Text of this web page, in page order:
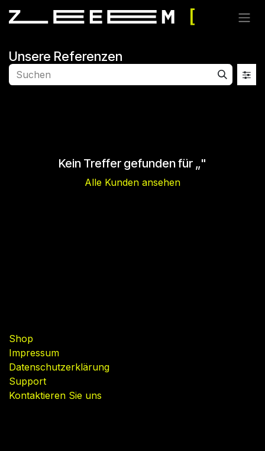
Unsere Referenzen
Kein Treffer gefunden für „"
Alle Kunden ansehen
Shop
Impressum
Datenschutzerklärung
Support
Kontaktieren Sie uns